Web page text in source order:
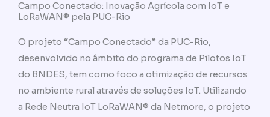
Campo Conectado: Inovação Agrícola com IoT e
LoRaWAN® pela PUC-Rio
O projeto “Campo Conectado” da PUC-Rio,
desenvolvido no âmbito do programa de Pilotos IoT
do BNDES, tem como foco a otimização de recursos
no ambiente rural através de soluções IoT. Utilizando
a Rede Neutra IoT LoRaWAN® da Netmore, o projeto